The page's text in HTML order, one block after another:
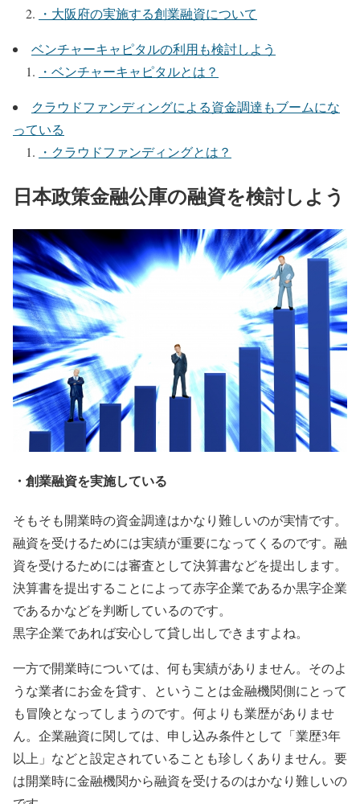
・大阪府の実施する創業融資について
ベンチャーキャピタルの利用も検討しよう
・ベンチャーキャピタルとは？
クラウドファンディングによる資金調達もブームにな
っている
・クラウドファンディングとは？
日本政策金融公庫の融資を検討しよう
・創業融資を実施している
そもそも開業時の資金調達はかなり難しいのが実情です。
融資を受けるためには実績が重要になってくるのです。融
資を受けるためには審査として決算書などを提出します。
決算書を提出することによって赤字企業であるか黒字企業
であるかなどを判断しているのです。
黒字企業であれば安心して貸し出しできますよね。
一方で開業時については、何も実績がありません。そのよ
うな業者にお金を貸す、ということは金融機関側にとって
も冒険となってしまうのです。何よりも業歴がありませ
ん。企業融資に関しては、申し込み条件として「業歴3年
以上」などと設定されていることも珍しくありません。要
は開業時に金融機関から融資を受けるのはかなり難しいの